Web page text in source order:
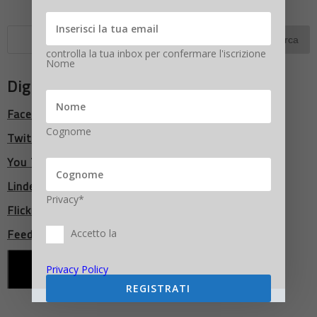
Digitalic Network
Facebook
Twitter
You Tube
LindedIn
Flickr
Feed RSS
controlla la tua inbox per confermare l'iscrizione
Nome
Cognome
Privacy*
Accetto la
Privacy Policy
REGISTRATI